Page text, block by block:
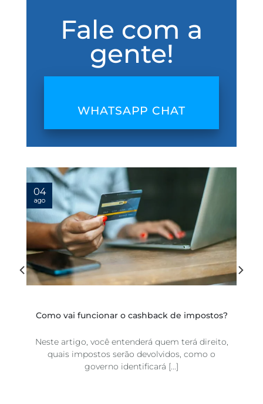
Fale com a
gente!
WHATSAPP CHAT
Como vai funcionar o cashback de impostos?
Neste artigo, você entenderá quem terá direito,
quais impostos serão devolvidos, como o
governo identificará [...]
04
ago